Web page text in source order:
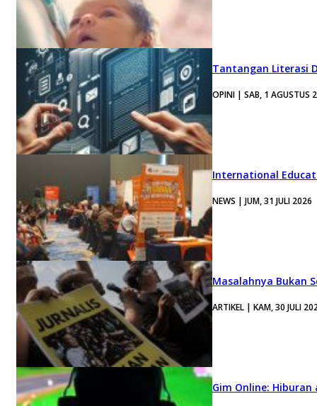
Tantangan Literasi
OPINI | SAB, 1 AGUSTUS
International
NEWS | JUM, 31 JULI 2026
Masalahnya Bukan
ARTIKEL | KAM, 30 JULI
Gim Online: